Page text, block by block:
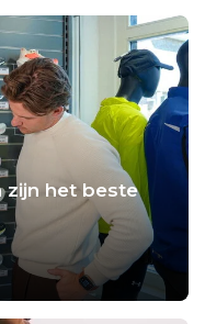
zijn het beste